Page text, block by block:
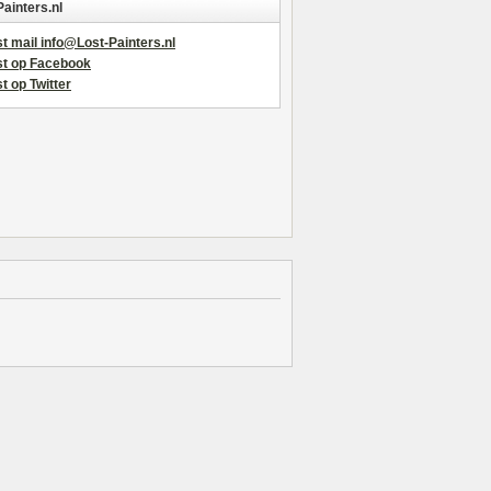
mail info@Lost-Painters.nl
op Facebook
op Twitter